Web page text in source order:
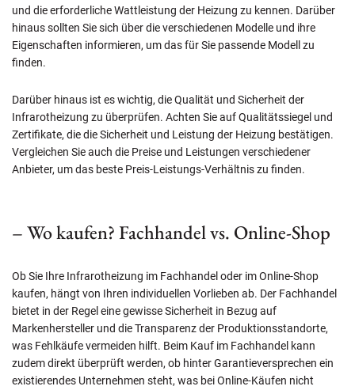
und die erforderliche Wattleistung der Heizung zu kennen. Darüber
hinaus sollten Sie sich über die verschiedenen Modelle und ihre
Eigenschaften informieren, um das für Sie passende Modell zu
finden.
Darüber hinaus ist es wichtig, die Qualität und Sicherheit der
Infrarotheizung zu überprüfen. Achten Sie auf Qualitätssiegel und
Zertifikate, die die Sicherheit und Leistung der Heizung bestätigen.
Vergleichen Sie auch die Preise und Leistungen verschiedener
Anbieter, um das beste Preis-Leistungs-Verhältnis zu finden.
– Wo kaufen? Fachhandel vs. Online-Shop
Ob Sie Ihre Infrarotheizung im Fachhandel oder im Online-Shop
kaufen, hängt von Ihren individuellen Vorlieben ab. Der Fachhandel
bietet in der Regel eine gewisse Sicherheit in Bezug auf
Markenhersteller und die Transparenz der Produktionsstandorte,
was Fehlkäufe vermeiden hilft. Beim Kauf im Fachhandel kann
zudem direkt überprüft werden, ob hinter Garantieversprechen ein
existierendes Unternehmen steht, was bei Online-Käufen nicht